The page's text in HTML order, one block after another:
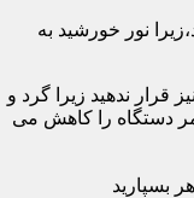
نور خورشید به
قرار ندهید زیرا گرد و
دستگاه را کاهش می